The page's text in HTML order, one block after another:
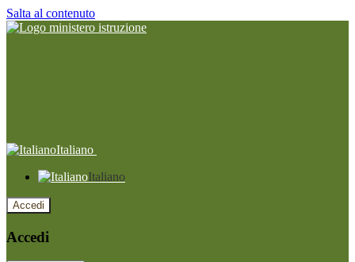
Salta al contenuto
Italiano
Italiano
Accedi
Accedi